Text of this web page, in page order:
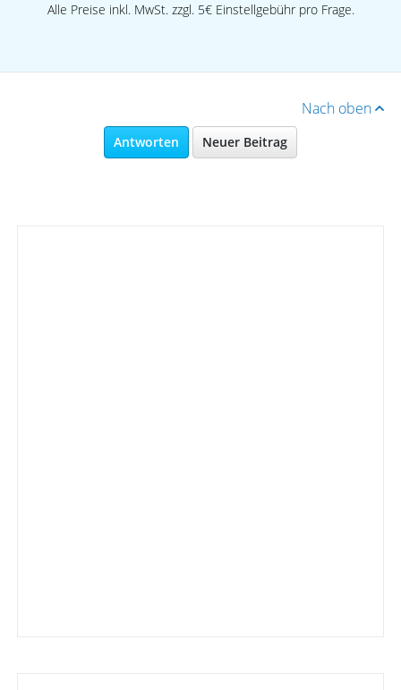
Alle Preise inkl. MwSt. zzgl. 5€ Einstellgebühr pro Frage.
Nach oben
Antworten Neuer Beitrag